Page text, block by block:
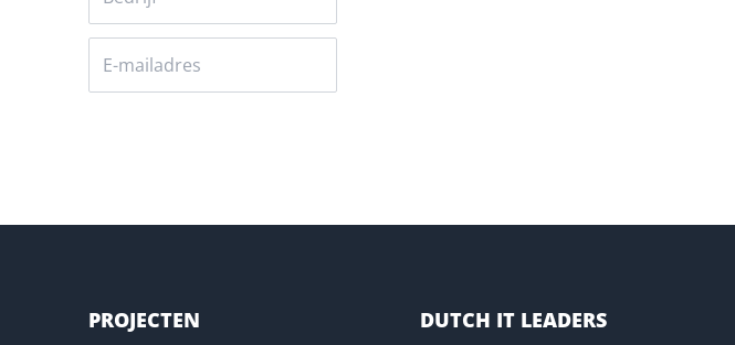
PROJECTEN DUTCH IT LEADERS